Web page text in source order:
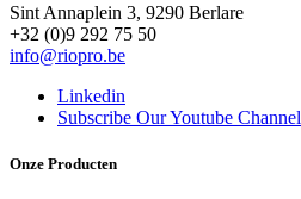
Sint Annaplein 3, 9290 Berlare
+32 (0)9 292 75 50
info@riopro.be
Linkedin
Subscribe Our Youtube Channel
Onze Producten